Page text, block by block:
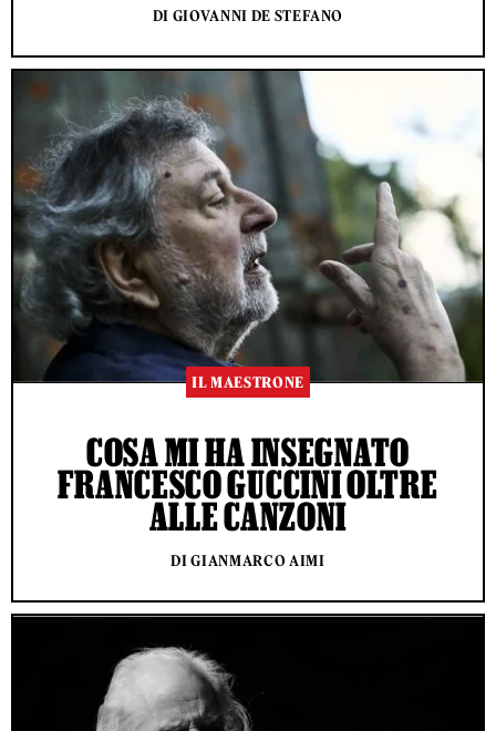
DI GIOVANNI DE STEFANO
IL MAESTRONE
COSA MI HA INSEGNATO
FRANCESCO GUCCINI OLTRE
ALLE CANZONI
DI GIANMARCO AIMI